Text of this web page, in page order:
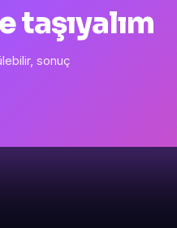
taşıyalım
sonuç